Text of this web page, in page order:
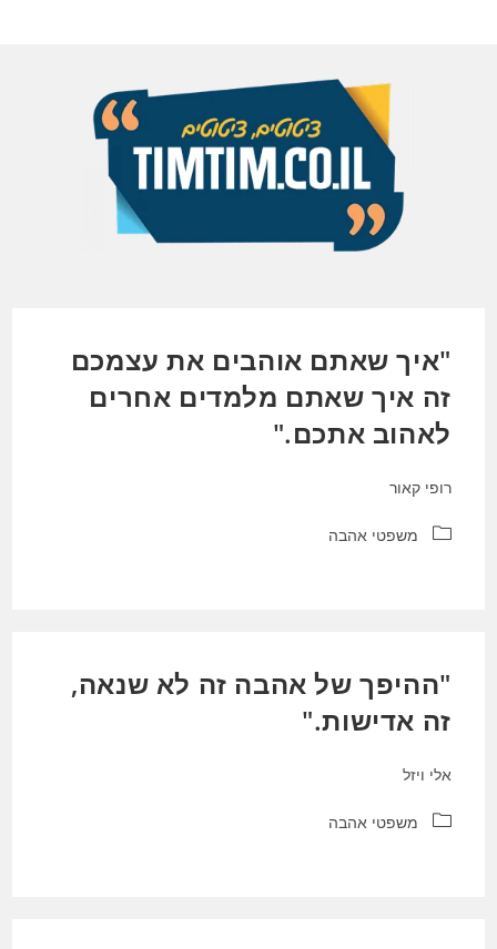
"איך שאתם אוהבים את עצמכם
זה איך שאתם מלמדים אחרים
לאהוב אתכם."
רופי קאור
קטגוריה:משפטי אהבה
"ההיפך של אהבה זה לא שנאה,
זה אדישות."
אלי ויזל
קטגוריה:משפטי אהבה